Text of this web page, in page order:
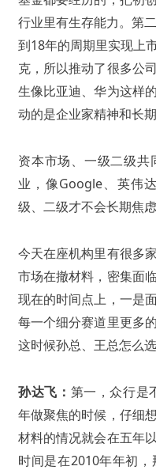
行业里有生存能力。第
到18年的周期里实现上
克，所以推动了很多公
生像比亚迪、华为这样
动的是企业家精神和长
资本市场、一级二级
业，像Google、英伟
级、二级才不会长期焦虑
今天在座机构里有很多
市场在撤材料，密集面
现在的时间点上，一是
每一个细分赛道里更多
这时候孙总、王总怎么
孙达飞： 第一，众行是
年做聚焦的时候，仔细
材料的情况就会在五年
时间是在2010年年初